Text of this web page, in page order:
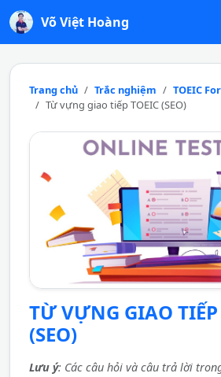
Võ Việt Hoàng
Trang chủ Trắc nghiệm
TOEIC
Từ vựng giao tiếp TOEIC (SEO)
TỪ VỰNG GIAO TIẾP
(SEO)
Lưu ý: Các câu hỏi và câu trả lời